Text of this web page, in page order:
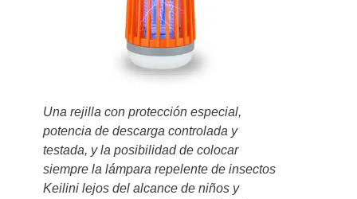
Una rejilla con protección especial,
potencia de descarga controlada y
testada, y la posibilidad de colocar
siempre la lámpara repelente de insectos
Keilini lejos del alcance de niños y